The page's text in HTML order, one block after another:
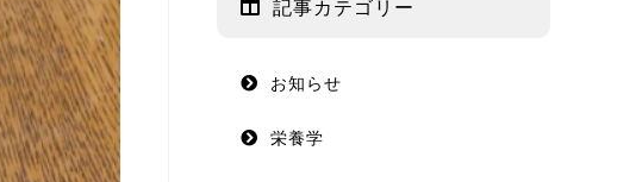
記事カテゴリー
お知らせ
栄養学